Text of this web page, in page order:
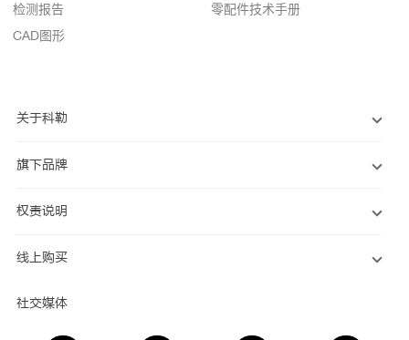
检测报告
CAD图形
零配件技术手册
关于科勒
旗下品牌
权责说明
线上购买
社交媒体